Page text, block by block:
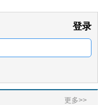
登录
更多>>